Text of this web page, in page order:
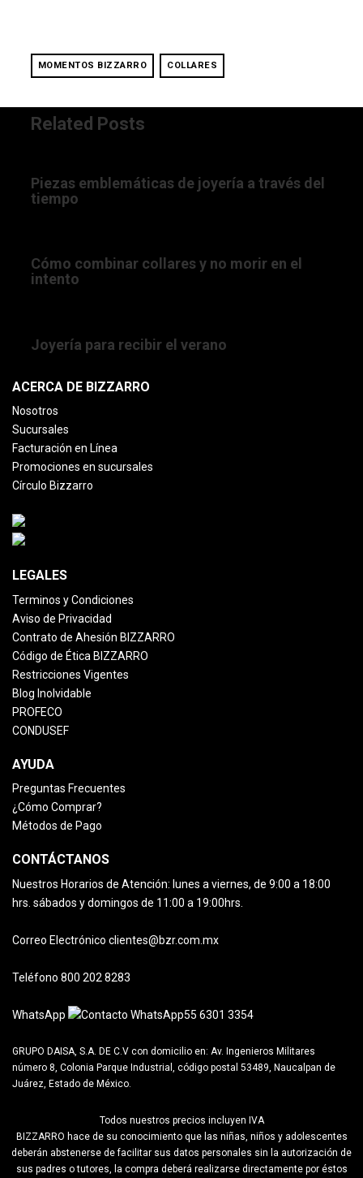
MOMENTOS BIZZARRO COLLARES
Related Posts
Piezas emblemáticas de joyería a través del
tiempo
Cómo combinar collares y no morir en el
intento
Joyería para recibir el verano
ACERCA DE BIZZARRO
Nosotros
Sucursales
Facturación en Línea
Promociones en sucursales
Círculo Bizzarro
LEGALES
Terminos y Condiciones
Aviso de Privacidad
Contrato de Ahesión BIZZARRO
Código de Ética BIZZARRO
Restricciones Vigentes
Blog Inolvidable
PROFECO
CONDUSEF
AYUDA
Preguntas Frecuentes
¿Cómo Comprar?
Métodos de Pago
CONTÁCTANOS
Nuestros Horarios de Atención: lunes a viernes, de 9:00 a 18:00
hrs. sábados y domingos de 11:00 a 19:00hrs.
Correo Electrónico clientes@bzr.com.mx
Teléfono 800 202 8283
WhatsApp 55 6301 3354
GRUPO DAISA, S.A. DE C.V con domicilio en: Av. Ingenieros Militares
número 8, Colonia Parque Industrial, código postal 53489, Naucalpan de
Juárez, Estado de México.
Todos nuestros precios incluyen IVA
BIZZARRO hace de su conocimiento que las niñas, niños y adolescentes
deberán abstenerse de facilitar sus datos personales sin la autorización de
sus padres o tutores, la compra deberá realizarse directamente por éstos